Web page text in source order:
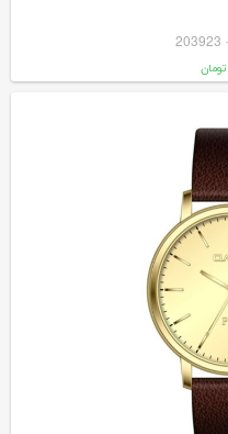
203923
تومان